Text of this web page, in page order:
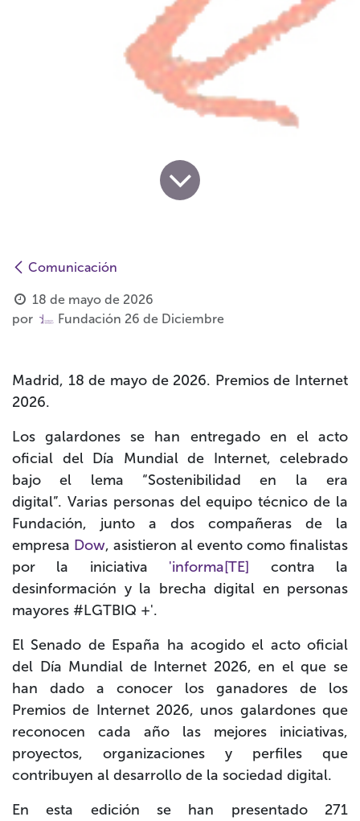
Comunicación
18 de mayo de 2026
por
Fundación 26 de Diciembre
Madrid, 18 de mayo de 2026. Premios de Internet
2026.
Los galardones se han entregado en el acto
oficial del Día Mundial de Internet, celebrado
bajo el lema “Sostenibilidad en la era
digital”. Varias personas del equipo técnico de la
Fundación, junto a dos compañeras de la
empresa Dow, asistieron al evento como finalistas
por la iniciativa 'informa[TE] contra la
desinformación y la brecha digital en personas
mayores #LGTBIQ +'.
El Senado de España ha acogido el acto oficial
del Día Mundial de Internet 2026, en el que se
han dado a conocer los ganadores de los
Premios de Internet 2026, unos galardones que
reconocen cada año las mejores iniciativas,
proyectos, organizaciones y perfiles que
contribuyen al desarrollo de la sociedad digital.
En esta edición se han presentado 271